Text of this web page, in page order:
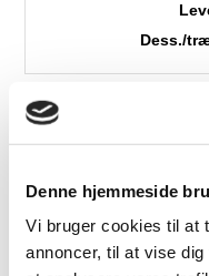
Denne hjemmeside
Vi bruger cookies til at
annoncer, til at vise
Dess./
Fast